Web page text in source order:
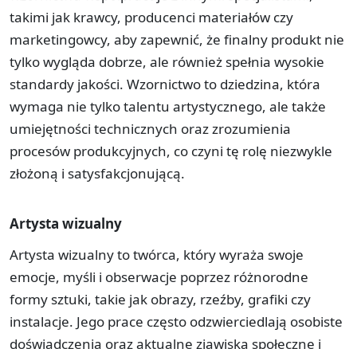
takimi jak krawcy, producenci materiałów czy
marketingowcy, aby zapewnić, że finalny produkt nie
tylko wygląda dobrze, ale również spełnia wysokie
standardy jakości. Wzornictwo to dziedzina, która
wymaga nie tylko talentu artystycznego, ale także
umiejętności technicznych oraz zrozumienia
procesów produkcyjnych, co czyni tę rolę niezwykle
złożoną i satysfakcjonującą.
Artysta wizualny
Artysta wizualny to twórca, który wyraża swoje
emocje, myśli i obserwacje poprzez różnorodne
formy sztuki, takie jak obrazy, rzeźby, grafiki czy
instalacje. Jego prace często odzwierciedlają osobiste
doświadczenia oraz aktualne zjawiska społeczne i